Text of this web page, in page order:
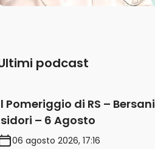
podcast
Pomeriggio di RS –
– 6 Agosto
06 agosto 2026, 17:16